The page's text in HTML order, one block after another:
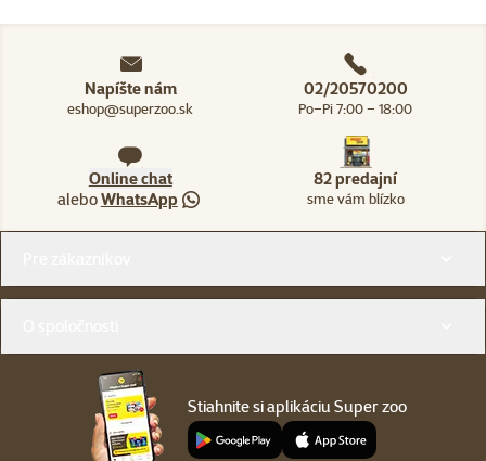
Napíšte nám
eshop@superzoo.sk
02/20570200
Po–Pi 7:00 – 18:00
Online chat
aleboWhatsApp
82 predajní
sme vám blízko
Stiahnite si aplikáciu Super zoo